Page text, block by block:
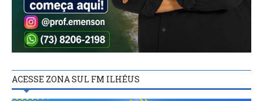
ACESSE ZONA SUL FM ILHÉUS